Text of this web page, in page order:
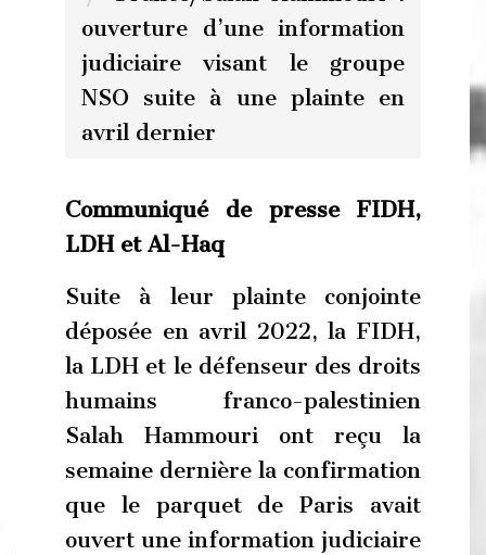
ouverture d’une information
judiciaire visant le groupe
NSO suite à une plainte en
avril dernier
Communiqué de presse FIDH,
LDH et Al-Haq
Suite à leur plainte conjointe
déposée en avril 2022, la FIDH,
la LDH et le défenseur des droits
humains franco-palestinien
Salah Hammouri ont reçu la
semaine dernière la confirmation
que le parquet de Paris avait
ouvert une information judiciaire